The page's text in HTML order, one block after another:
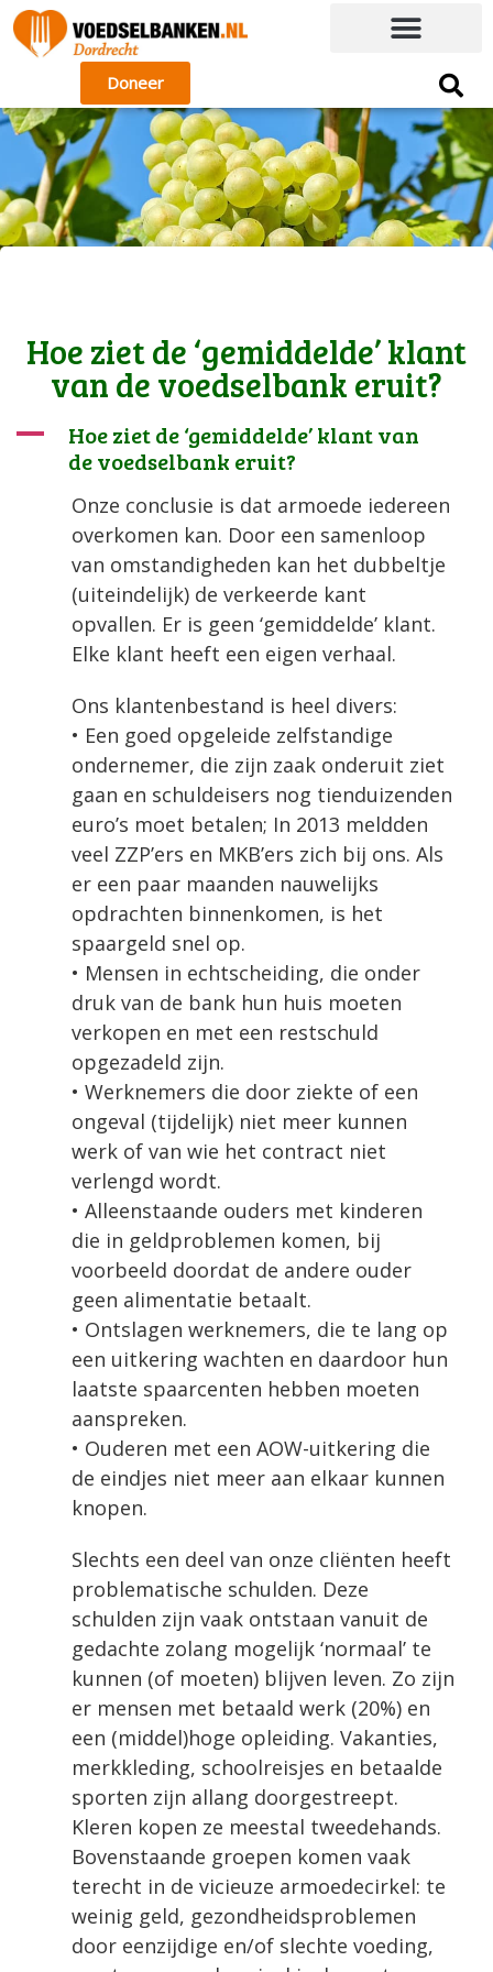
Doneer
Hoe ziet de ‘gemiddelde’ klant
van de voedselbank eruit?
A
Hoe ziet de ‘gemiddelde’ klant van
de voedselbank eruit?
Onze conclusie is dat armoede iedereen
overkomen kan. Door een samenloop
van omstandigheden kan het dubbeltje
(uiteindelijk) de verkeerde kant
opvallen. Er is geen ‘gemiddelde’ klant.
Elke klant heeft een eigen verhaal.
Ons klantenbestand is heel divers:
• Een goed opgeleide zelfstandige
ondernemer, die zijn zaak onderuit ziet
gaan en schuldeisers nog tienduizenden
euro’s moet betalen; In 2013 meldden
veel ZZP’ers en MKB’ers zich bij ons. Als
er een paar maanden nauwelijks
opdrachten binnenkomen, is het
spaargeld snel op.
• Mensen in echtscheiding, die onder
druk van de bank hun huis moeten
verkopen en met een restschuld
opgezadeld zijn.
• Werknemers die door ziekte of een
ongeval (tijdelijk) niet meer kunnen
werk of van wie het contract niet
verlengd wordt.
• Alleenstaande ouders met kinderen
die in geldproblemen komen, bij
voorbeeld doordat de andere ouder
geen alimentatie betaalt.
• Ontslagen werknemers, die te lang op
een uitkering wachten en daardoor hun
laatste spaarcenten hebben moeten
aanspreken.
• Ouderen met een AOW-uitkering die
de eindjes niet meer aan elkaar kunnen
knopen.
Slechts een deel van onze cliënten heeft
problematische schulden. Deze
schulden zijn vaak ontstaan vanuit de
gedachte zolang mogelijk ‘normaal’ te
kunnen (of moeten) blijven leven. Zo zijn
er mensen met betaald werk (20%) en
een (middel)hoge opleiding. Vakanties,
merkkleding, schoolreisjes en betaalde
sporten zijn allang doorgestreept.
Kleren kopen ze meestal tweedehands.
Bovenstaande groepen komen vaak
terecht in de vicieuze armoedecirkel: te
weinig geld, gezondheidsproblemen
door eenzijdige en/of slechte voeding,